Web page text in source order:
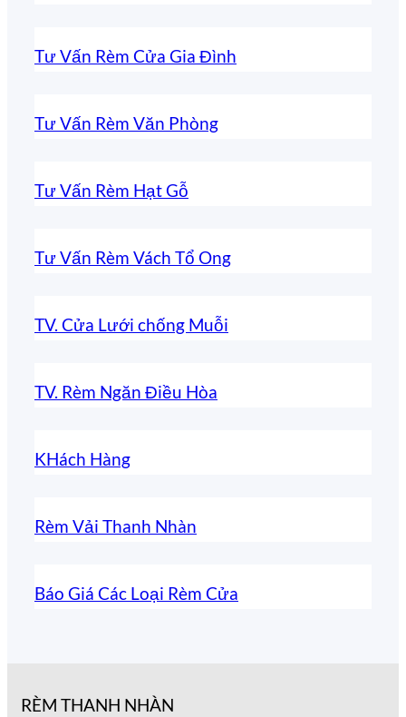
Tư Vấn Rèm Cửa Gia Đình
Tư Vấn Rèm Văn Phòng
Tư Vấn Rèm Hạt Gỗ
Tư Vấn Rèm Vách Tổ Ong
TV. Cửa Lưới chống Muỗi
TV. Rèm Ngăn Điều Hòa
KHách Hàng
Rèm Vải Thanh Nhàn
Báo Giá Các Loại Rèm Cửa
RÈM THANH NHÀN